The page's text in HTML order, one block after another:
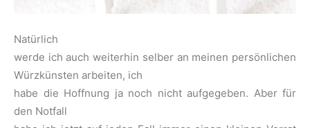
Natürlich
werde ich auch weiterhin selber an meinen persönlichen
Würzkünsten arbeiten, ich
habe die Hoffnung ja noch nicht aufgegeben. Aber für
den Notfall